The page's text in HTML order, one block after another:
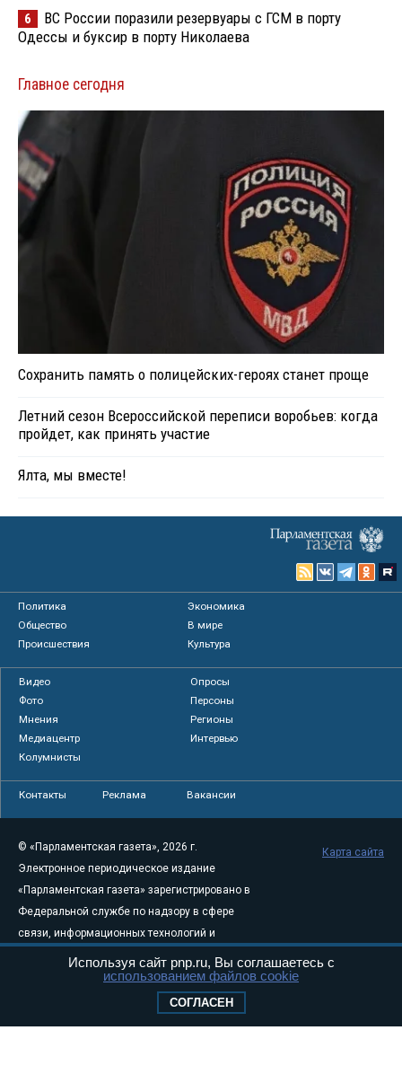
6
ВС России поразили резервуары с ГСМ в порту
Одессы и буксир в порту Николаева
Главное сегодня
Сохранить память о полицейских-героях станет проще
Летний сезон Всероссийской переписи воробьев: когда
пройдет, как принять участие
Ялта, мы вместе!
Политика
Экономика
Общество
В мире
Происшествия
Культура
Видео
Опросы
Фото
Персоны
Мнения
Регионы
Медиацентр
Интервью
Колумнисты
Контакты Реклама Вакансии
© «Парламентская газета», 2026 г.
Электронное периодическое издание
«Парламентская газета» зарегистрировано в
Федеральной службе по надзору в сфере
связи, информационных технологий и
августа 2011 года. 18+
Свидетельство о регистрации Эл № ФС77-
Карта сайта
Используя сайт pnp.ru, Вы соглашаетесь с
использованием файлов cookie
СОГЛАСЕН